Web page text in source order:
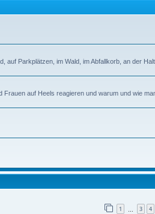
auf Parkplätzen, im Wald, im Abfallkorb, an der
auf Heels reagieren und warum und wie
1 3 4